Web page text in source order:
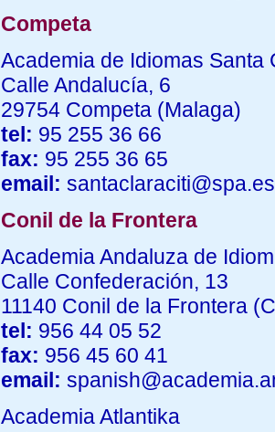
Competa
Academia de Idiomas Santa
Calle Andalucía, 6
29754 Competa (Malaga)
tel: 95 255 36 66
fax: 95 255 36 65
email: santaclaraciti@spa.es
Conil de la Frontera
Academia Andaluza de
Calle Confederación, 13
11140 Conil de la Frontera
tel: 956 44 05 52
fax: 956 45 60 41
email:
Academia Atlantika